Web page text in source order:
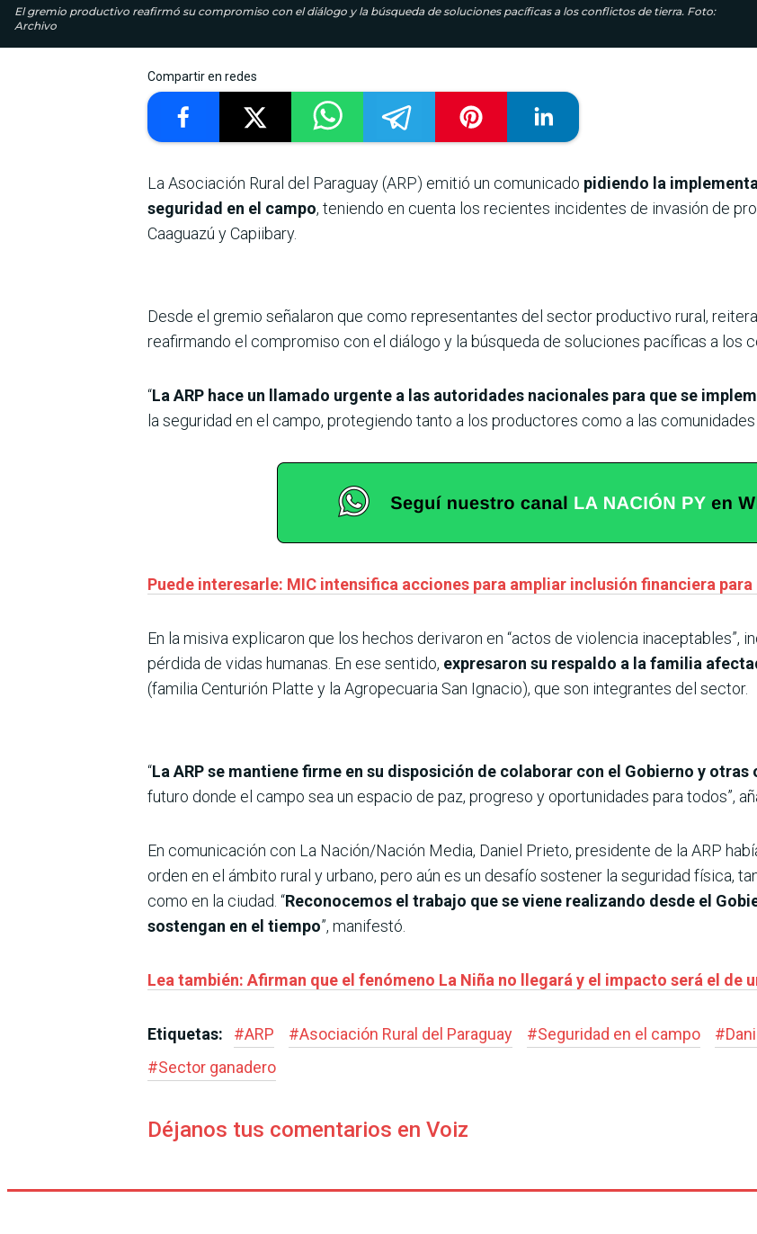
El gremio productivo reafirmó su compromiso con el diálogo y la búsqueda de soluciones pacíficas a los conflictos de tierra. Foto:
Archivo
Compartir en redes
La Asociación Rural del Paraguay (ARP) emitió un comunicado pidiendo la
seguridad en el campo, teniendo en cuenta los recientes incidentes de invasión de
Caaguazú y Capiibary.
Desde el gremio señalaron que como representantes del sector productivo rural,
reafirmando el compromiso con el diálogo y la búsqueda de soluciones pacíficas a los
“La ARP hace un llamado urgente a las autoridades nacionales para que se
la seguridad en el campo, protegiendo tanto a los productores como a las comunidades
Puede interesarle: MIC intensifica acciones para ampliar inclusión financiera para
En la misiva explicaron que los hechos derivaron en “actos de violencia inaceptables”,
pérdida de vidas humanas. En ese sentido, expresaron su respaldo a la familia
(familia Centurión Platte y la Agropecuaria San Ignacio), que son integrantes del sector.
“La ARP se mantiene firme en su disposición de colaborar con el Gobierno y
futuro donde el campo sea un espacio de paz, progreso y oportunidades para todos”,
En comunicación con La Nación/Nación Media, Daniel Prieto, presidente de la ARP
orden en el ámbito rural y urbano, pero aún es un desafío sostener la seguridad física,
como en la ciudad. “Reconocemos el trabajo que se viene realizando desde el
sostengan en el tiempo”, manifestó.
Lea también: Afirman que el fenómeno La Niña no llegará y el impacto será el de
Etiquetas: #ARP #Asociación Rural del Paraguay #Seguridad en el campo #
#Sector ganadero
Déjanos tus comentarios en Voiz